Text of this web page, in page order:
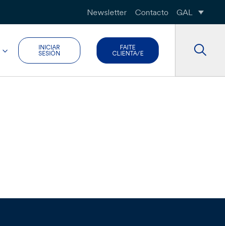
Newsletter Contacto GAL
INICIAR
SESIÓN
FAITE
CLIENTA/E